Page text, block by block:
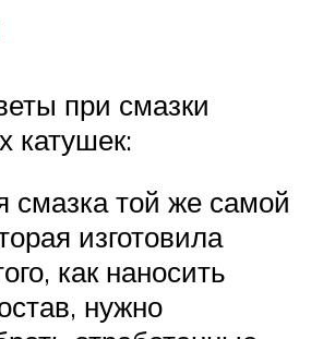
при смазки
катушек:
смазка той же самой
изготовила
как наносить
нужно